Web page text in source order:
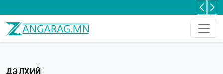
ДЭЛХИЙ